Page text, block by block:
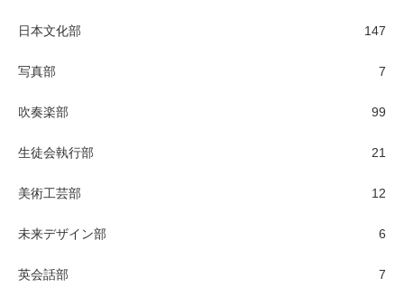
日本文化部 147
写真部 7
吹奏楽部 99
生徒会執行部 21
美術工芸部 12
未来デザイン部 6
英会話部 7